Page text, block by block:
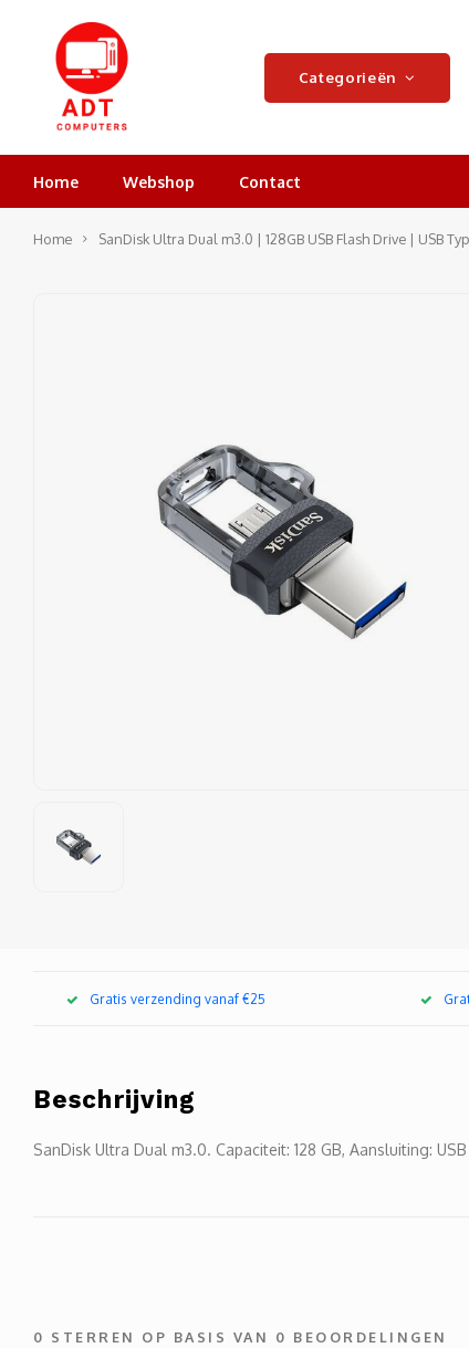
Categorieën
Home Webshop Contact
Home SanDisk Ultra Dual m3.0 | 128GB USB Flash Drive | USB
Gratis verzending vanaf €25
Beschrijving
SanDisk Ultra Dual m3.0. Capaciteit: 128 GB, Aansluiting:
0 STERREN OP BASIS VAN 0 BEOORDELINGEN